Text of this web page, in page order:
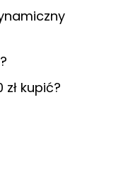
kupić?